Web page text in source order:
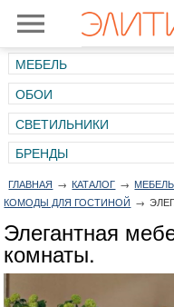
МЕБЕЛЬ
ОБОИ
СВЕТИЛЬНИКИ
ГЛАВНАЯ → КАТАЛОГ → МЕБЕЛЬ
КОМОДЫ ДЛЯ ГОСТИНОЙ →
Элегантная
комнаты.